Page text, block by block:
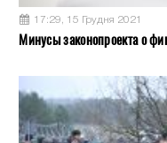
17:29, 15 Грудня 2021
Минусы законопроекта о